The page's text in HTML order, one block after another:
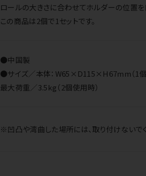
ロールの大きさに合わせてホルダーの位置を
この商品は2個で1セットです。
●中国製
●サイズ／本体：W65×D115×H67mm（1
最大荷重／3.5kg（2個使用時）
※凹凸や湾曲した場所には、取り付けないで